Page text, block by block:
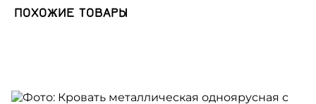
ПОХОЖИЕ ТОВАРЫ